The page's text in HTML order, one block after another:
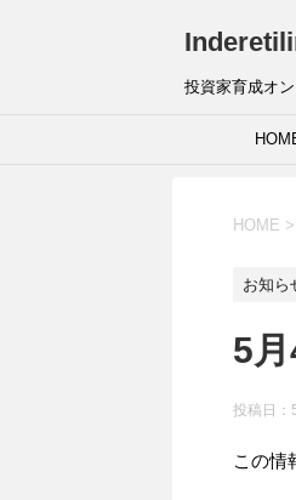
投資家育成オ
HOME >
お知ら
5
投稿日：
この情